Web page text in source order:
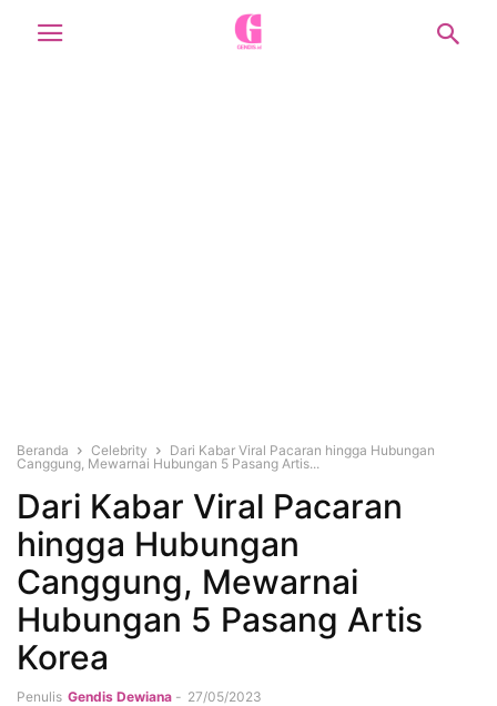
Beranda Celebrity
Dari Kabar Viral Pacaran hingga Hubungan
Canggung, Mewarnai Hubungan 5 Pasang Artis...
Dari Kabar Viral Pacaran
hingga Hubungan
Canggung, Mewarnai
Hubungan 5 Pasang Artis
Korea
Penulis Gendis Dewiana - 27/05/2023